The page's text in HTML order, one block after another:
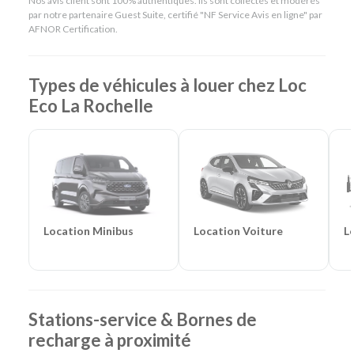
Monospaces et Minibus-Cabriolets
Catégories d'utilitaires :
par notre partenaire Guest Suite, certifié "NF Service Avis en ligne" par
AFNOR Certification.
Types de véhicules à louer chez Loc
Eco La Rochelle
Location Minibus Location Voiture
Stations-service & Bornes de
recharge à proximité